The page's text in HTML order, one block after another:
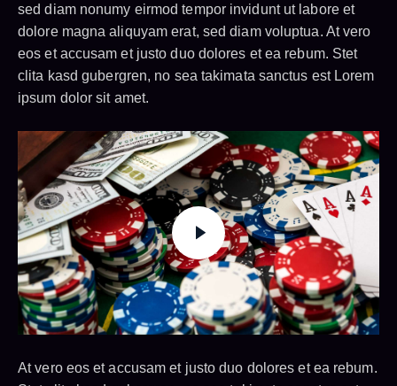
sed diam nonumy eirmod tempor invidunt ut labore et
dolore magna aliquyam erat, sed diam voluptua. At vero
eos et accusam et justo duo dolores et ea rebum. Stet
clita kasd gubergren, no sea takimata sanctus est Lorem
ipsum dolor sit amet.
At vero eos et accusam et justo duo dolores et ea rebum.